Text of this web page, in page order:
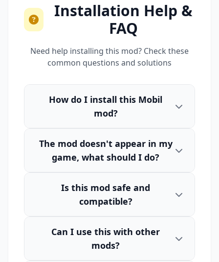
Installation Help &
FAQ
Need help installing this mod? Check these
common questions and solutions
How do I install this Mobil
mod?
The mod doesn't appear in my
game, what should I do?
Is this mod safe and
compatible?
Can I use this with other
mods?